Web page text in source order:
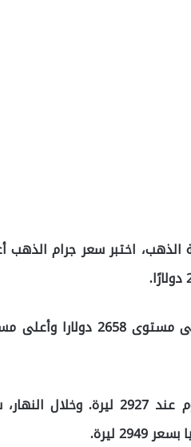
الذهب، اختبر سعر جرام